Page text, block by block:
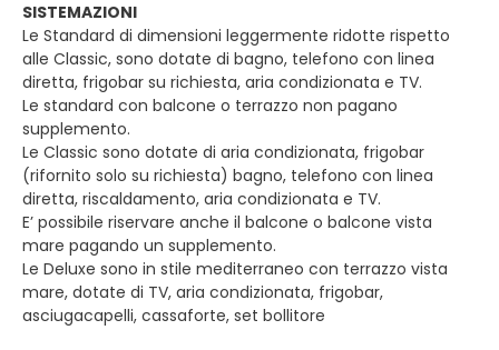
SISTEMAZIONI
Le Standard di dimensioni leggermente ridotte rispetto
alle Classic, sono dotate di bagno, telefono con linea
diretta, frigobar su richiesta, aria condizionata e TV.
Le standard con balcone o terrazzo non pagano
supplemento.
Le Classic sono dotate di aria condizionata, frigobar
(rifornito solo su richiesta) bagno, telefono con linea
diretta, riscaldamento, aria condizionata e TV.
E’ possibile riservare anche il balcone o balcone vista
mare pagando un supplemento.
Le Deluxe sono in stile mediterraneo con terrazzo vista
mare, dotate di TV, aria condizionata, frigobar,
asciugacapelli, cassaforte, set bollitore